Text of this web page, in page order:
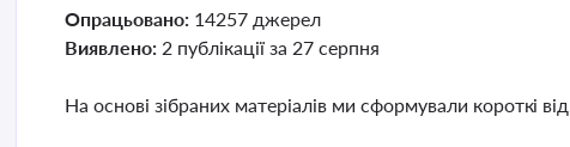
Опрацьовано: 14257 джерел
Виявлено: 2 публікації за 27 серпня
На основі зібраних матеріалів ми сформували короткі